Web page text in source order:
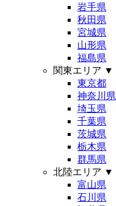
岩手県
秋田県
宮城県
山形県
福島県
関東エリア ▼
東京都
神奈川県
埼玉県
千葉県
茨城県
栃木県
群馬県
北陸エリア ▼
富山県
石川県